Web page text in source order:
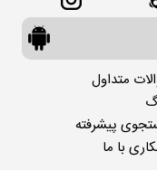
متداول
پیشرفته
با ما